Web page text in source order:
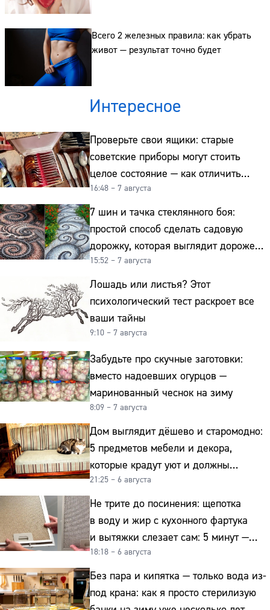
Всего 2 железных правила: как убрать
живот — результат точно будет
Интересное
Проверьте свои ящики: старые
советские приборы могут стоить
целое состояние — как отличить
подделку от мельхиора
16:48 – 7 августа
7 шин и тачка стеклянного боя:
простой способ сделать садовую
дорожку, которая выглядит дороже
гранита
15:52 – 7 августа
Лошадь или листья? Этот
психологический тест раскроет все
ваши тайны
9:10 – 7 августа
Забудьте про скучные заготовки:
вместо надоевших огурцов —
маринованный чеснок на зиму
8:09 – 7 августа
Дом выглядит дёшево и старомодно:
5 предметов мебели и декора,
которые крадут уют и должны
отправиться на свалку прямо сейчас
21:25 – 6 августа
Не трите до посинения: щепотка
в воду и жир с кухонного фартука
и вытяжки слезает сам: 5 минут —
и сверкает как новая
18:18 – 6 августа
Без пара и кипятка — только вода из-
под крана: как я просто стерилизую